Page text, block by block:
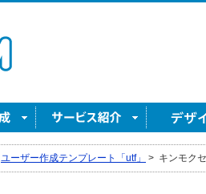
ユーザー作成テンプレート「utf」 > キンモク